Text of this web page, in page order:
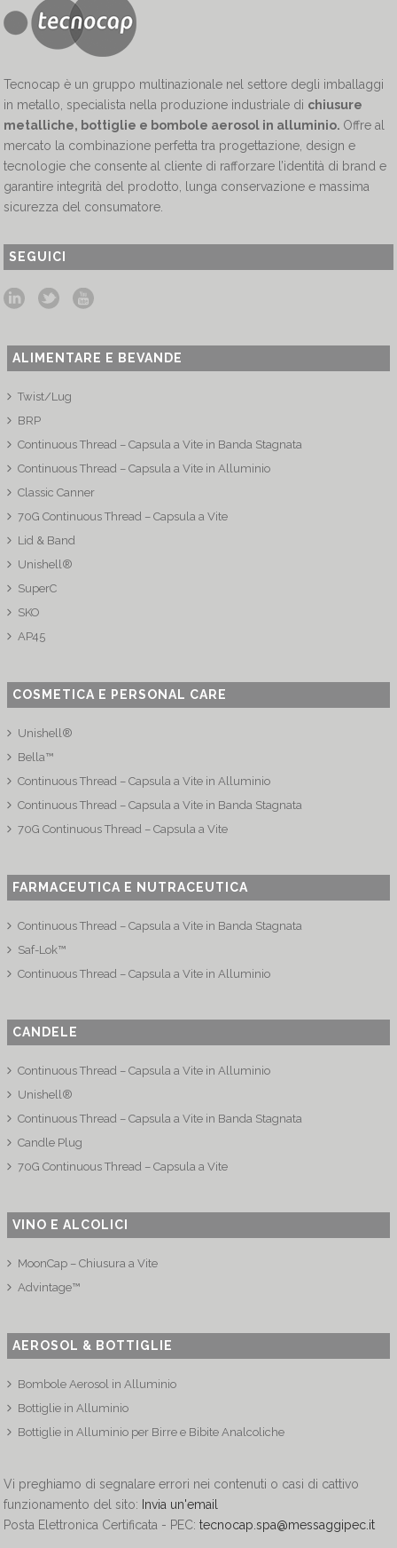
Tecnocap è un gruppo multinazionale nel settore degli imballaggi
in metallo, specialista nella produzione industriale di chiusure
metalliche, bottiglie e bombole aerosol in alluminio. Offre al
mercato la combinazione perfetta tra progettazione, design e
tecnologie che consente al cliente di rafforzare l’identità di brand e
garantire integrità del prodotto, lunga conservazione e massima
sicurezza del consumatore.
SEGUICI
ALIMENTARE E BEVANDE
Twist/Lug
BRP
Continuous Thread – Capsula a Vite in Banda Stagnata
Continuous Thread – Capsula a Vite in Alluminio
Classic Canner
70G Continuous Thread – Capsula a Vite
Lid & Band
Unishell®
SuperC
SKO
AP45
COSMETICA E PERSONAL CARE
Unishell®
Bella™
Continuous Thread – Capsula a Vite in Alluminio
Continuous Thread – Capsula a Vite in Banda Stagnata
70G Continuous Thread – Capsula a Vite
FARMACEUTICA E NUTRACEUTICA
Continuous Thread – Capsula a Vite in Banda Stagnata
Saf-Lok™
Continuous Thread – Capsula a Vite in Alluminio
CANDELE
Continuous Thread – Capsula a Vite in Alluminio
Unishell®
Continuous Thread – Capsula a Vite in Banda Stagnata
Candle Plug
70G Continuous Thread – Capsula a Vite
VINO E ALCOLICI
MoonCap – Chiusura a Vite
Advintage™
AEROSOL & BOTTIGLIE
Bombole Aerosol in Alluminio
Bottiglie in Alluminio
Bottiglie in Alluminio per Birre e Bibite Analcoliche
Vi preghiamo di segnalare errori nei contenuti o casi di cattivo
funzionamento del sito: Invia un'email
Posta Elettronica Certificata - PEC:tecnocap.spa@messaggipec.it